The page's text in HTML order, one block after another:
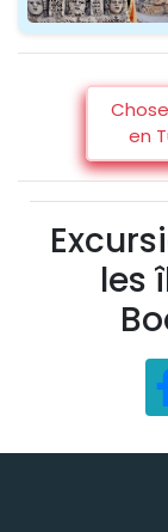
en
les